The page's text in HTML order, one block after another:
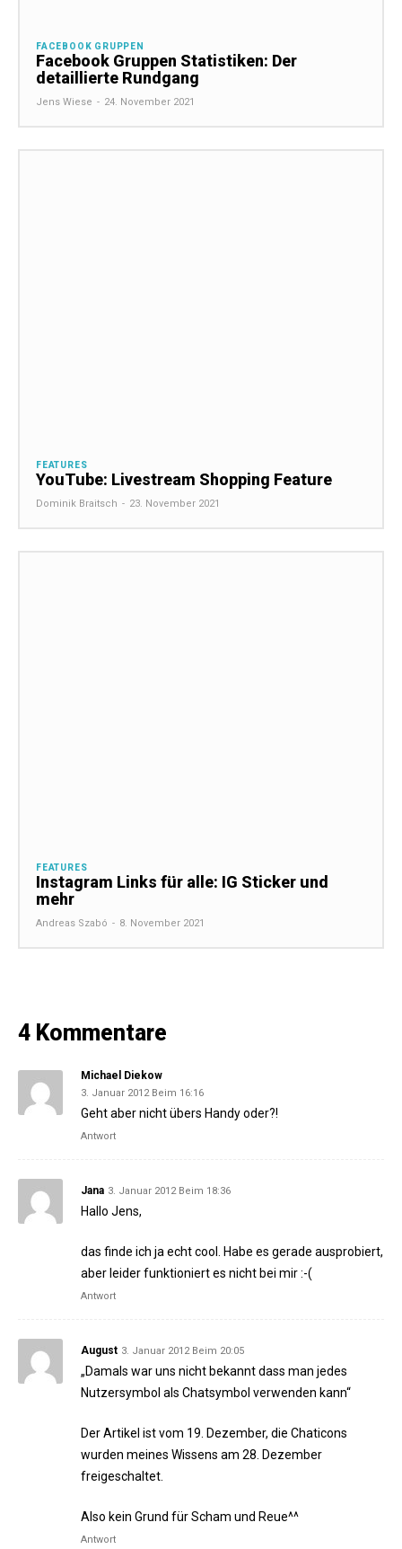
FACEBOOK GRUPPEN
Facebook Gruppen Statistiken: Der
detaillierte Rundgang
Jens Wiese - 24. November 2021
FEATURES
YouTube: Livestream Shopping Feature
Dominik Braitsch - 23. November 2021
FEATURES
Instagram Links für alle: IG Sticker und
mehr
Andreas Szabó - 8. November 2021
4 Kommentare
Michael Diekow
3. Januar 2012 Beim 16:16
Geht aber nicht übers Handy oder?!
Antwort
Jana 3. Januar 2012 Beim 18:36
Hallo Jens,
das finde ich ja echt cool. Habe es gerade ausprobiert,
aber leider funktioniert es nicht bei mir :-(
Antwort
August 3. Januar 2012 Beim 20:05
„Damals war uns nicht bekannt dass man jedes
Nutzersymbol als Chatsymbol verwenden kann“
Der Artikel ist vom 19. Dezember, die Chaticons
wurden meines Wissens am 28. Dezember
freigeschaltet.
Also kein Grund für Scham und Reue^^
Antwort